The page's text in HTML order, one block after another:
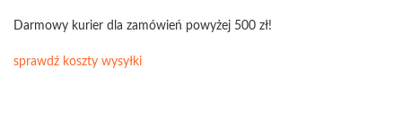
Darmowy kurier dla zamówień powyżej 500 zł!
sprawdź koszty wysyłki